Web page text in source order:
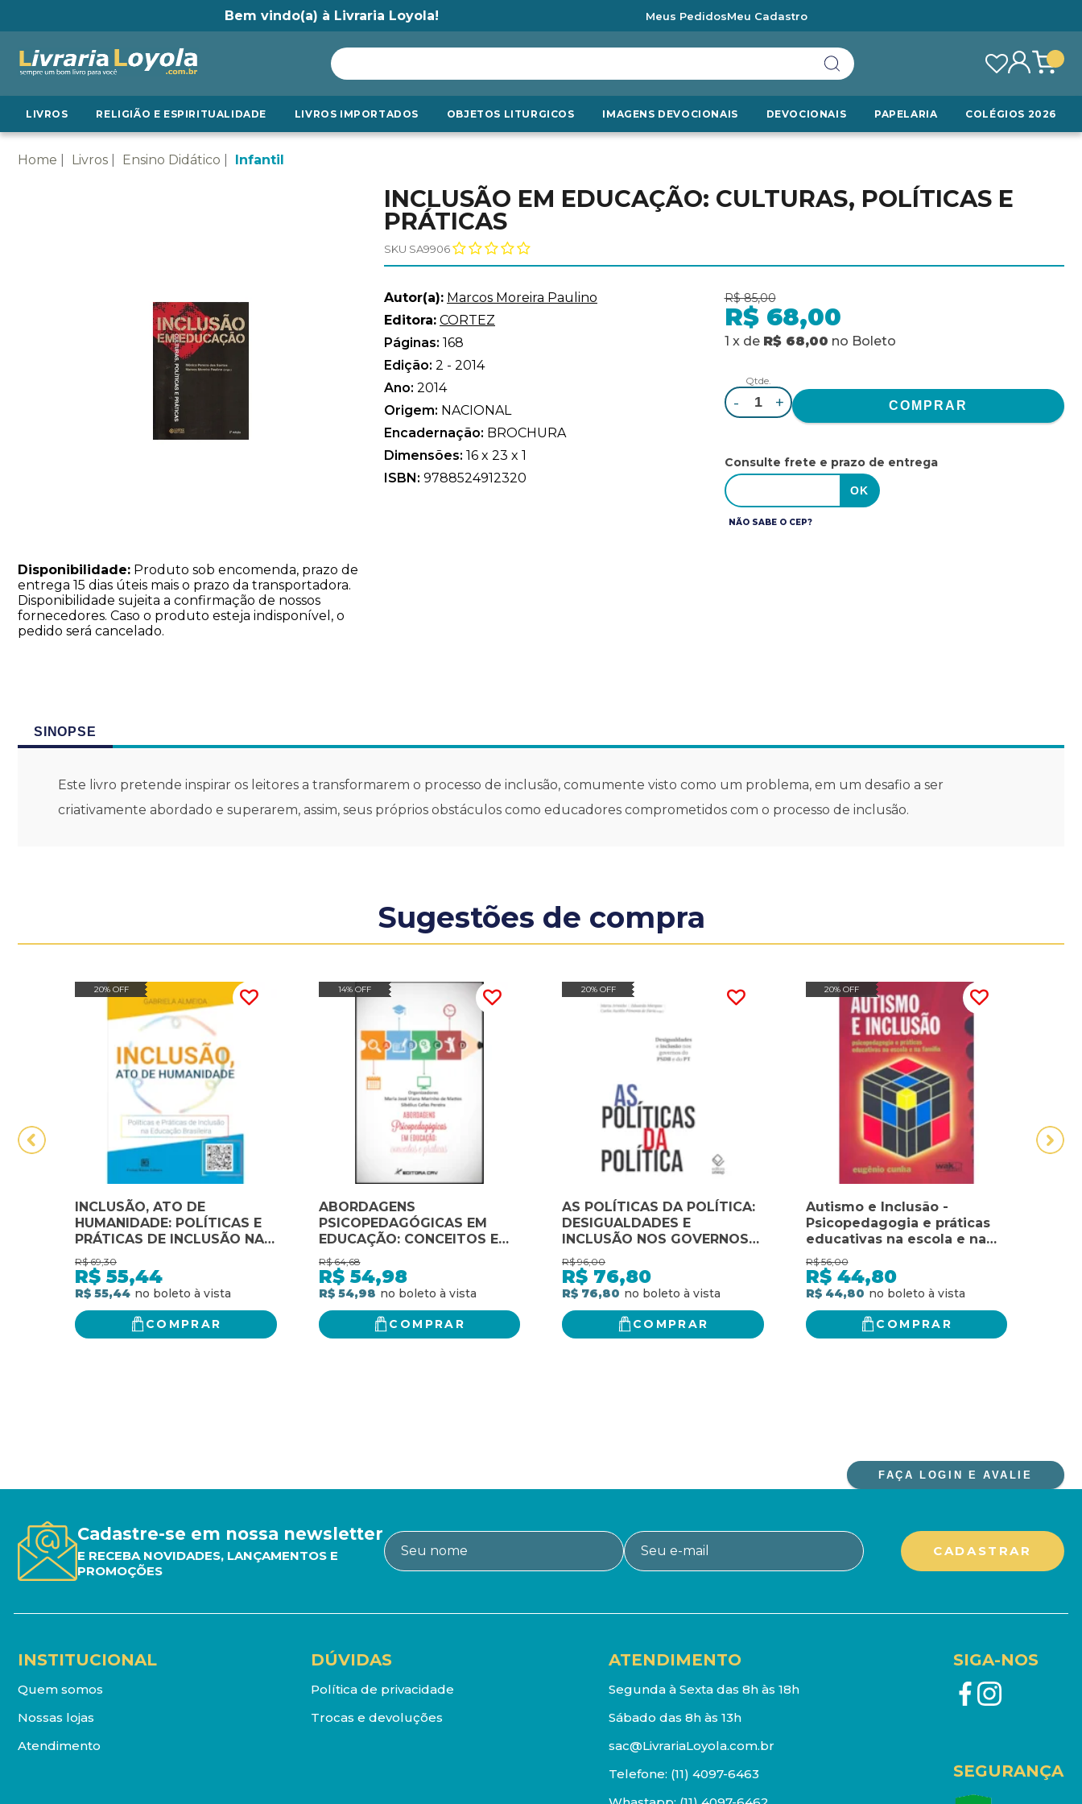
Bem vindo(a) à Livraria Loyola! Meus PedidosMeu Cadastro
LIVROS RELIGIÃO E ESPIRITUALIDADE LIVROS IMPORTADOS OBJETOS LITURGICOS IMAGENS DEVOCIONAIS DEVOCIONAIS PAPELARIA COLÉGIOS 2026
Home Livros Ensino Didático Infantil
Disponibilidade: Produto sob encomenda, prazo de
entrega 15 dias úteis mais o prazo da transportadora.
Disponibilidade sujeita a confirmação de nossos
fornecedores. Caso o produto esteja indisponível, o
pedido será cancelado.
INCLUSÃO EM EDUCAÇÃO: CULTURAS, POLÍTICAS E
PRÁTICAS
SKU SA9906
Autor(a): Marcos Moreira Paulino
Editora: CORTEZ
Páginas: 168
Edição: 2 - 2014
Ano: 2014
Origem: NACIONAL
Encadernação: BROCHURA
Dimensões: 16 x 23 x 1
ISBN: 9788524912320
R$ 85,00
R$ 68,00
1 x de R$ 68,00 no Boleto
Qtde.
- +
Consulte frete e prazo de entrega
NÃO SABE O CEP?
SINOPSE
Este livro pretende inspirar os leitores a transformarem o processo de inclusão, comumente visto como um problema, em um desafio a ser
criativamente abordado e superarem, assim, seus próprios obstáculos como educadores comprometidos com o processo de inclusão.
Sugestões de compra
20% OFF
INCLUSÃO, ATO DE
HUMANIDADE: POLÍTICAS E
PRÁTICAS DE INCLUSÃO NA
EDUCAÇÃO BRASILEIRA
R$ 69,30
R$ 55,44
R$ 55,44
COMPRAR
14% OFF
ABORDAGENS
PSICOPEDAGÓGICAS EM
EDUCAÇÃO: CONCEITOS E
PRÁTICAS
R$ 64,68
R$ 54,98
R$ 54,98
COMPRAR
20% OFF
AS POLÍTICAS DA POLÍTICA:
DESIGUALDADES E
INCLUSÃO NOS GOVERNOS
DO PSDB E DO PT
R$ 96,00
R$ 76,80
R$ 76,80
COMPRAR
20% OFF
Autismo e Inclusão -
Psicopedagogia e práticas
educativas na escola e na
família
R$ 56,00
R$ 44,80
R$ 44,80
COMPRAR
FAÇA LOGIN E AVALIE
Cadastre-se em nossa newsletter
E RECEBA NOVIDADES, LANÇAMENTOS E
PROMOÇÕES
INSTITUCIONAL
Quem somos
Nossas lojas
Atendimento
DÚVIDAS
Política de privacidade
Trocas e devoluções
ATENDIMENTO
Segunda à Sexta das 8h às 18h
Sábado das 8h às 13h
sac@LivrariaLoyola.com.br
Telefone: (11) 4097-6463
SIGA-NOS
SEGURANÇA